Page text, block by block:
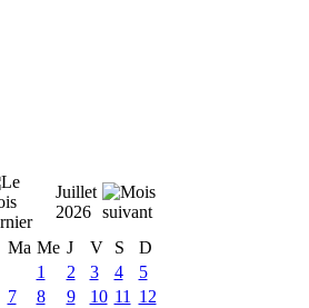
Juillet
2026
Ma Me J V S
D
1
2 3 4
5
7 8 9 10 11
12